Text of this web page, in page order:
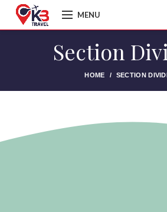
MENU
Section
HOME SECTION